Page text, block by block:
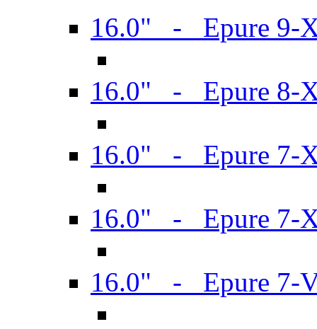
16.0" - Epure 9-
16.0" - Epure 8-
16.0" - Epure 7-
16.0" - Epure 7-
16.0" - Epure 7-